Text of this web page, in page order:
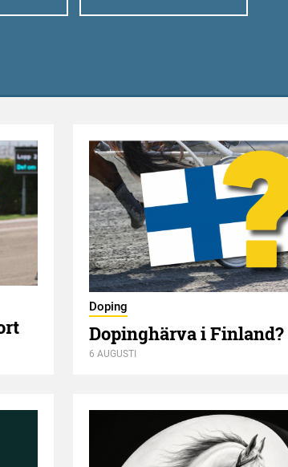
Doping
Dopinghärva i Finland?
6 AUGUSTI